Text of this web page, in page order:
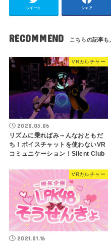
ツイート シェア
RECOMMEND
VRカルチャー
2020.03.06
リズムに乗ればみ～んなおともだ
ち！ボイスチャットを使わないVR
コミュニケーション！Silent Club
VRカルチャー
2021.01.16